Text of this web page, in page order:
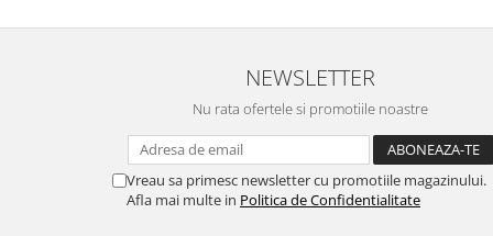
NEWSLETTER
Nu rata ofertele si promotiile noastre
Vreau sa primesc newsletter cu promotiile magazinului.
Afla mai multe in Politica de Confidentialitate